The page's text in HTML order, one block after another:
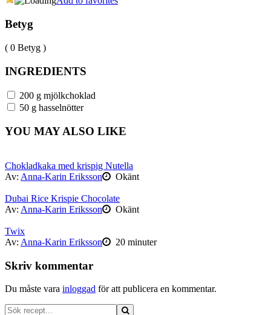
Betyg
( 0 Betyg )
INGREDIENTS
200 g mjölkchoklad
50 g hasselnötter
YOU MAY ALSO LIKE
Chokladkaka med krispig Nutella
Av: Anna-Karin Eriksson Okänt
Dubai Rice Krispie Chocolate
Av: Anna-Karin Eriksson Okänt
Twix
Av: Anna-Karin Eriksson 20 minuter
Skriv kommentar
Du måste vara inloggad för att publicera en kommentar.